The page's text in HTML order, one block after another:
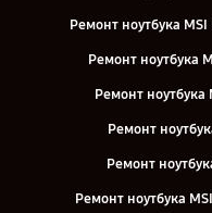
Ремонт ноутбука
Ремонт ноутбука
Ремонт ноутбука
Ремонт
Ремонт
Ремонт ноутбука